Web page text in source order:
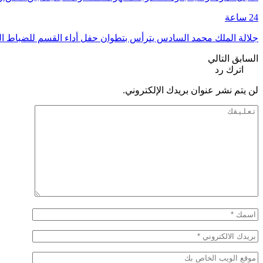
24 ساعة
جلالة الملك محمد السادس يترأس بتطوان حفل أداء القسم للضباط
السابق التالي
اترك رد
لن يتم نشر عنوان بريدك الإلكتروني.